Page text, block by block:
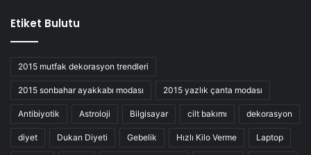
Etiket Bulutu
2015 mutfak dekorasyon trendleri
2015 sonbahar ayakkabı modası 2015 yazlık çanta modası
Antibiyotik Astroloji Bilgisayar cilt bakımı dekorasyon
diyet Dukan Diyeti Gebelik Hızlı Kilo Verme Laptop